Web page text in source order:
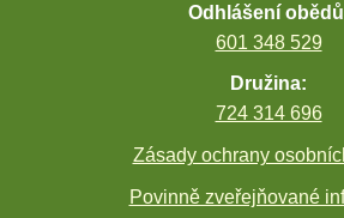
Odhlášení
601 348 529
Družina:
724 314 696
Zásady ochrany
Povinně zveřejňované